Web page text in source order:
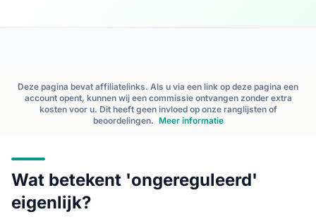
Deze pagina bevat affiliatelinks. Als u via een link op deze pagina een
account opent, kunnen wij een commissie ontvangen zonder extra
kosten voor u. Dit heeft geen invloed op onze ranglijsten of
beoordelingen. Meer informatie
Wat betekent 'ongereguleerd'
eigenlijk?